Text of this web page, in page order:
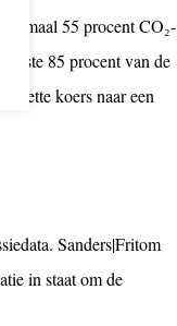
55 procent CO₂-
85 procent van de
koers naar een
Sanders|Fritom
in staat om de